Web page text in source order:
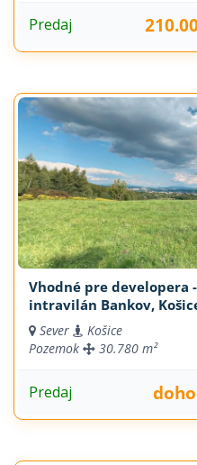
Predaj
Vhodné pre developera
intravilán Bankov,
Sever
Košice
Pozemok
30.780 m²
Predaj